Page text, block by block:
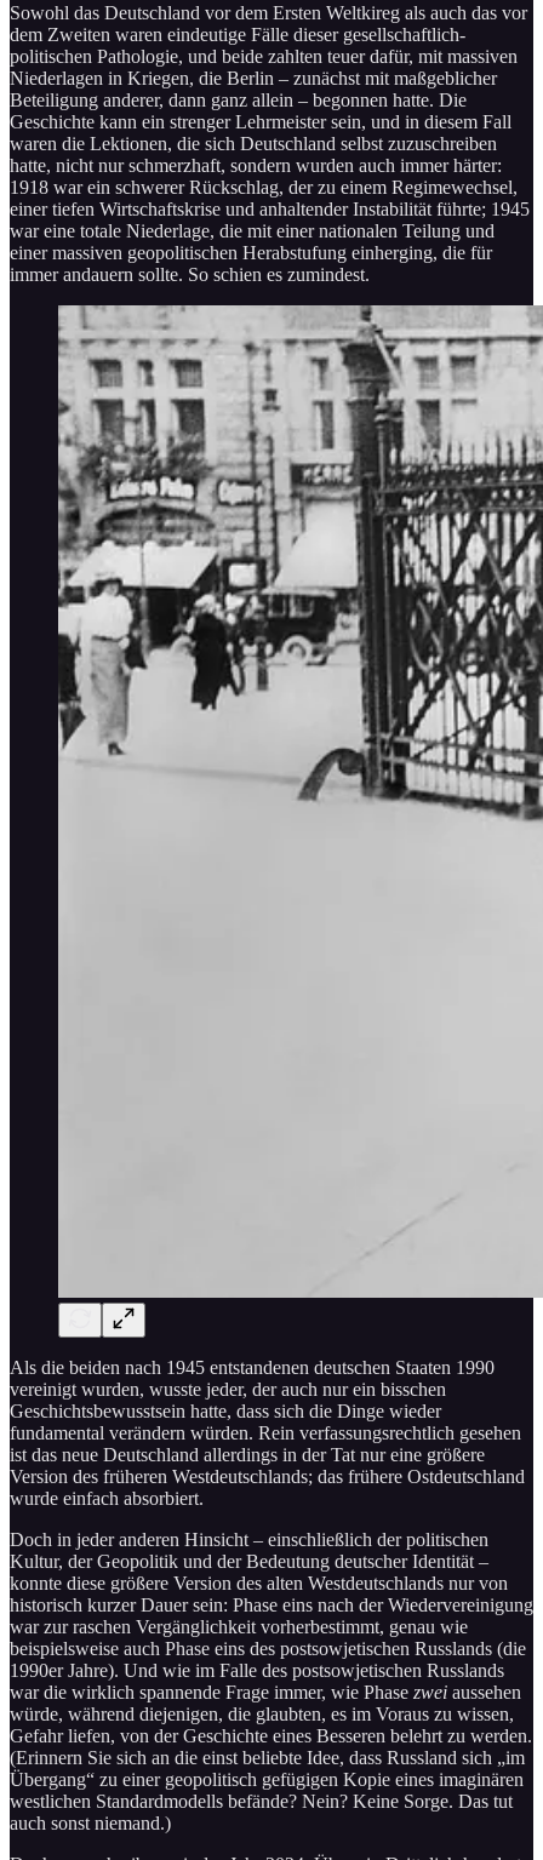
Sowohl das Deutschland vor dem Ersten Weltkireg als auch das vor
dem Zweiten waren eindeutige Fälle dieser gesellschaftlich-
politischen Pathologie, und beide zahlten teuer dafür, mit massiven
Niederlagen in Kriegen, die Berlin – zunächst mit maßgeblicher
Beteiligung anderer, dann ganz allein – begonnen hatte. Die
Geschichte kann ein strenger Lehrmeister sein, und in diesem Fall
waren die Lektionen, die sich Deutschland selbst zuzuschreiben
hatte, nicht nur schmerzhaft, sondern wurden auch immer härter:
1918 war ein schwerer Rückschlag, der zu einem Regimewechsel,
einer tiefen Wirtschaftskrise und anhaltender Instabilität führte; 1945
war eine totale Niederlage, die mit einer nationalen Teilung und
einer massiven geopolitischen Herabstufung einherging, die für
immer andauern sollte. So schien es zumindest.
Als die beiden nach 1945 entstandenen deutschen Staaten 1990
vereinigt wurden, wusste jeder, der auch nur ein bisschen
Geschichtsbewusstsein hatte, dass sich die Dinge wieder
fundamental verändern würden. Rein verfassungsrechtlich gesehen
ist das neue Deutschland allerdings in der Tat nur eine größere
Version des früheren Westdeutschlands; das frühere Ostdeutschland
wurde einfach absorbiert.
Doch in jeder anderen Hinsicht – einschließlich der politischen
Kultur, der Geopolitik und der Bedeutung deutscher Identität –
konnte diese größere Version des alten Westdeutschlands nur von
historisch kurzer Dauer sein: Phase eins nach der Wiedervereinigung
war zur raschen Vergänglichkeit vorherbestimmt, genau wie
beispielsweise auch Phase eins des postsowjetischen Russlands (die
1990er Jahre). Und wie im Falle des postsowjetischen Russlands
war die wirklich spannende Frage immer, wie Phase zwei aussehen
würde, während diejenigen, die glaubten, es im Voraus zu wissen,
Gefahr liefen, von der Geschichte eines Besseren belehrt zu werden.
(Erinnern Sie sich an die einst beliebte Idee, dass Russland sich „im
Übergang“ zu einer geopolitisch gefügigen Kopie eines imaginären
westlichen Standardmodells befände? Nein? Keine Sorge. Das tut
auch sonst niemand.)